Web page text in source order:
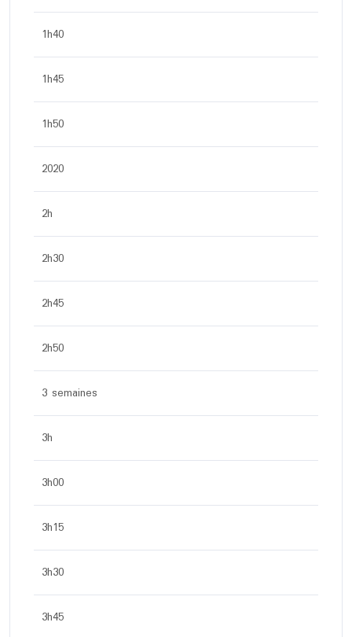
1h40
1h45
1h50
2020
2h
2h30
2h45
2h50
3 semaines
3h
3h00
3h15
3h30
3h45